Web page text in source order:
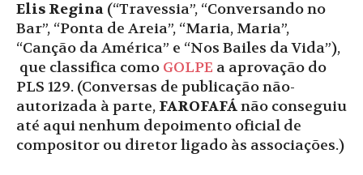
Elis Regina (“Travessia”, “Conversando no
Bar”, “Ponta de Areia”, “Maria, Maria”,
“Canção da América” e “Nos Bailes da Vida”),
que classifica como GOLPE a aprovação do
PLS 129. (Conversas de publicação não-
autorizada à parte, FAROFAFÁnão conseguiu
até aqui nenhum depoimento oficial de
compositor ou diretor ligado às associações.)